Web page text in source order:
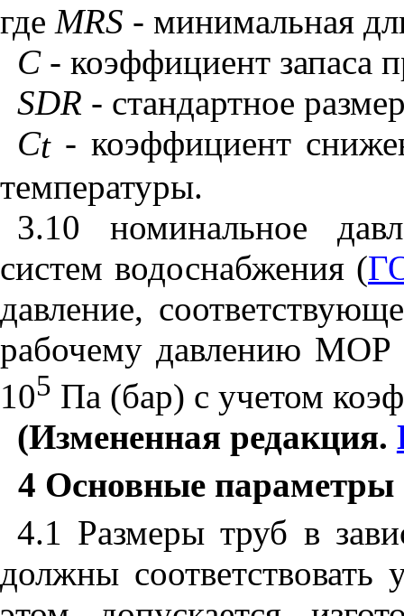
где MRS - минимальная
С - коэффициент запаса
SDR - стандартное
Сt-коэффициент
температуры.
3.10 номинальное
систем водоснабжения (
давление,
рабочему давлению
105 Па (бар) с учетом
(Измененная редакция.
4 Основные параметры
4.1 Размеры труб в
должны